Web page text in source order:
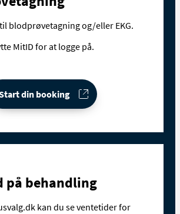
blodprøvetagning og/eller EKG.
MitID for at logge på.
din booking
på behandling
kan du se ventetider for